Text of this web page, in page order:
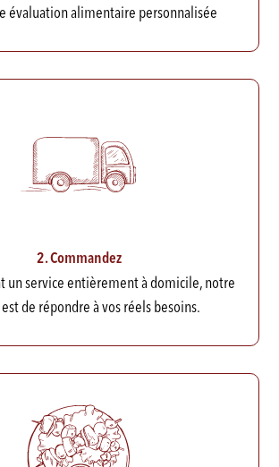
évaluation alimentaire personnalisée
2. Commandez
un service entièrement à domicile, notre
de répondre à vos réels besoins.